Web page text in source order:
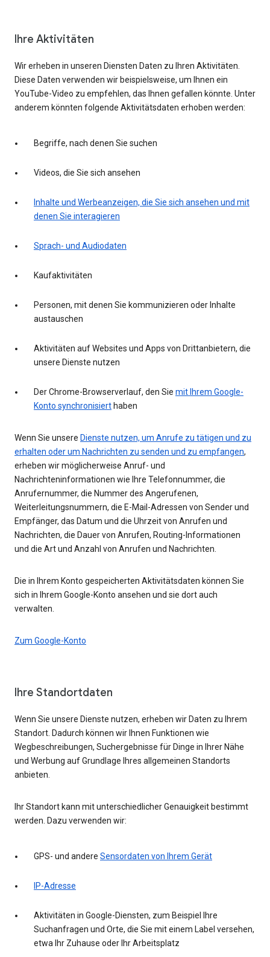
Ihre Aktivitäten
Wir erheben in unseren Diensten Daten zu Ihren Aktivitäten.
Diese Daten verwenden wir beispielsweise, um Ihnen ein
YouTube-Video zu empfehlen, das Ihnen gefallen könnte. Unter
anderem könnten folgende Aktivitätsdaten erhoben werden:
Begriffe, nach denen Sie suchen
Videos, die Sie sich ansehen
Inhalte und Werbeanzeigen, die Sie sich ansehen und mit
denen Sie interagieren
Sprach- und Audiodaten
Kaufaktivitäten
Personen, mit denen Sie kommunizieren oder Inhalte
austauschen
Aktivitäten auf Websites und Apps von Drittanbietern, die
unsere Dienste nutzen
Der Chrome-Browserverlauf, den Sie mit Ihrem Google-
Konto synchronisiert haben
Wenn Sie unsere Dienste nutzen, um Anrufe zu tätigen und zu
erhalten oder um Nachrichten zu senden und zu empfangen,
erheben wir möglicherweise Anruf- und
Nachrichteninformationen wie Ihre Telefonnummer, die
Anrufernummer, die Nummer des Angerufenen,
Weiterleitungsnummern, die E-Mail-Adressen von Sender und
Empfänger, das Datum und die Uhrzeit von Anrufen und
Nachrichten, die Dauer von Anrufen, Routing-Informationen
und die Art und Anzahl von Anrufen und Nachrichten.
Die in Ihrem Konto gespeicherten Aktivitätsdaten können Sie
sich in Ihrem Google-Konto ansehen und sie dort auch
verwalten.
Zum Google-Konto
Ihre Standortdaten
Wenn Sie unsere Dienste nutzen, erheben wir Daten zu Ihrem
Standort. Dadurch können wir Ihnen Funktionen wie
Wegbeschreibungen, Suchergebnisse für Dinge in Ihrer Nähe
und Werbung auf Grundlage Ihres allgemeinen Standorts
anbieten.
Ihr Standort kann mit unterschiedlicher Genauigkeit bestimmt
werden. Dazu verwenden wir:
GPS- und andere Sensordaten von Ihrem Gerät
IP-Adresse
Aktivitäten in Google-Diensten, zum Beispiel Ihre
Suchanfragen und Orte, die Sie mit einem Label versehen,
etwa Ihr Zuhause oder Ihr Arbeitsplatz